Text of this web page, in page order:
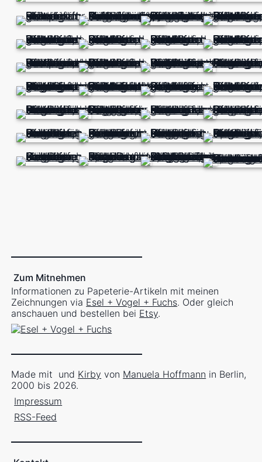
Zum Mitnehmen
Informationen zu Papeterie-Artikeln mit meinen
Zeichnungen via Esel + Vogel + Fuchs. Oder gleich
anschauen und bestellen bei Etsy.
Made mit und Kirby von Manuela Hoffmann in Berlin,
2000 bis 2026.
Impressum
RSS-Feed